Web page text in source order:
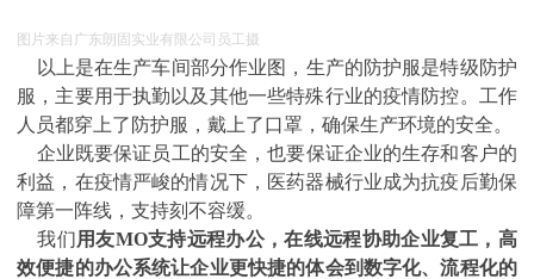
图片来自广东朗固实业有限公司员工摄
以上是在生产车间部分作业图，生产的防护服是特级防护
服，主要用于执勤以及其他一些特殊行业的疫情防控。工作
人员都穿上了防护服，戴上了口罩，确保生产环境的安全。
企业既要保证员工的安全，也要保证企业的生存和客户的
利益，在疫情严峻的情况下，医药器械行业成为抗疫后勤保
障第一阵线，支持刻不容缓。
我们用友MO支持远程办公，在线远程协助企业复工，高
效便捷的办公系统让企业更快捷的体会到数字化、流程化的